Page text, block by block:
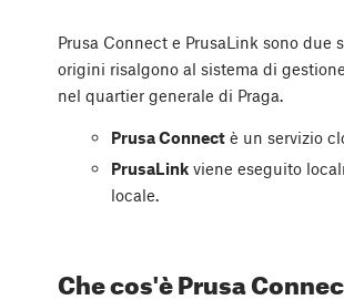
Prusa Connect e PrusaLink sono
origini risalgono al sistema di
nel quartier generale di Praga.
Prusa Connectè un servizio
PrusaLinkviene eseguito
locale.
Che cos'è Prusa